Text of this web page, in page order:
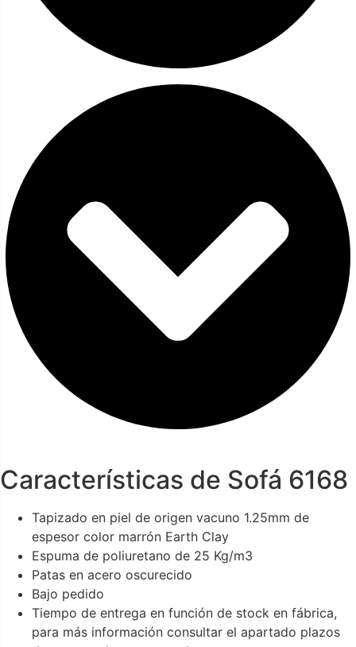
Características de Sofá 6168
Tapizado en piel de origen vacuno 1.25mm de
espesor color marrón Earth Clay
Espuma de poliuretano de 25 Kg/m3
Patas en acero oscurecido
Bajo pedido
Tiempo de entrega en función de stock en fábrica,
para más información consultar el apartado plazos